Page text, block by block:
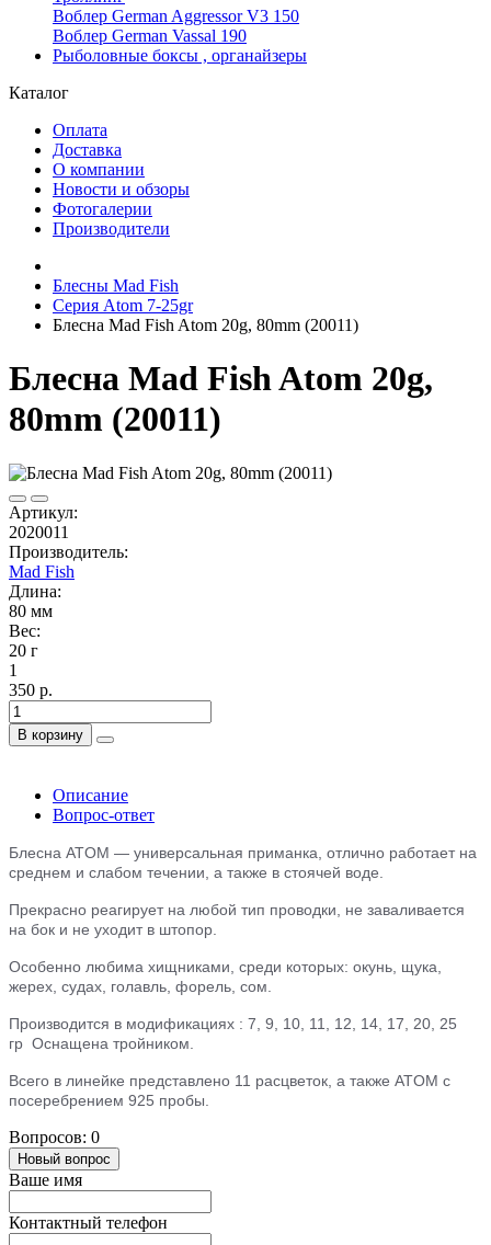
Воблер German Aggressor V3 150
Воблер German Vassal 190
Рыболовные боксы , органайзеры
Каталог
Оплата
Доставка
О компании
Новости и обзоры
Фотогалерии
Производители
Блесны Mad Fish
Серия Atom 7-25gr
Блесна Mad Fish Atom 20g, 80mm (20011)
Блесна Mad Fish Atom 20g,
80mm (20011)
Артикул:
2020011
Производитель:
Mad Fish
Длина:
80 мм
Вес:
20 г
1
350 р.
В корзину
Описание
Вопрос-ответ
Блесна ATOM — универсальная приманка, отлично работает на
среднем и слабом течении, а также в стоячей воде.
Прекрасно реагирует на любой тип проводки, не заваливается
на бок и не уходит в штопор.
Особенно любима хищниками, среди которых: окунь, щука,
жерех, судах, голавль, форель, сом.
Производится в модификациях : 7, 9, 10, 11, 12, 14, 17, 20, 25
гр Оснащена тройником.
Всего в линейке представлено 11 расцветок, а также ATOM с
посеребрением 925 пробы.
Вопросов: 0
Новый вопрос
Ваше имя
Контактный телефон